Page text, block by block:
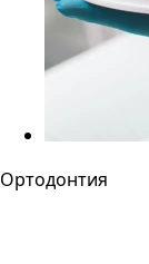
Ортодонтия